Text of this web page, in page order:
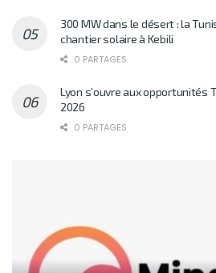
300 MW dans le désert : la
chantier solaire à Kebili
0 PARTAGES
Lyon s’ouvre aux opportunités
2026
0 PARTAGES